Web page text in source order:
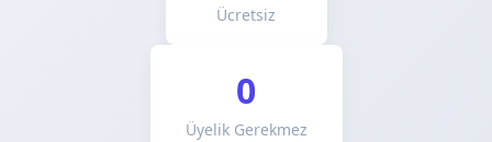
Ücretsiz
0
Üyelik Gerekmez